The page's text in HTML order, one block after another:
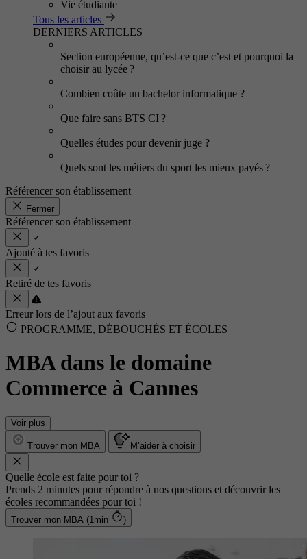
Vie étudiante
Tous les articles
DERNIERS ARTICLES
Section européenne, qu’est-ce que c’est et pourquoi la
choisir au lycée ?
Combien coûte un bachelor informatique ?
Que faire sans BTS CI ?
Quelles études pour devenir juge ?
Quels sont les métiers du sport les mieux payés ?
Référencer son établissement
Fermer
Référencer son établissement
Ajouté à tes favoris
Retiré de tes favoris
Erreur lors de l’ajout aux favoris
PROGRAMME, DÉBOUCHÉS ET ÉCOLES
MBA dans le domaine
Commerce à Cannes
Voir plus
Trouver mon MBA M’aider à choisir
Quelle école est faite pour toi ?
Prends 2 minutes pour répondre à nos questions et découvrir les
écoles recommandées pour toi !
Trouver mon MBA (1min )